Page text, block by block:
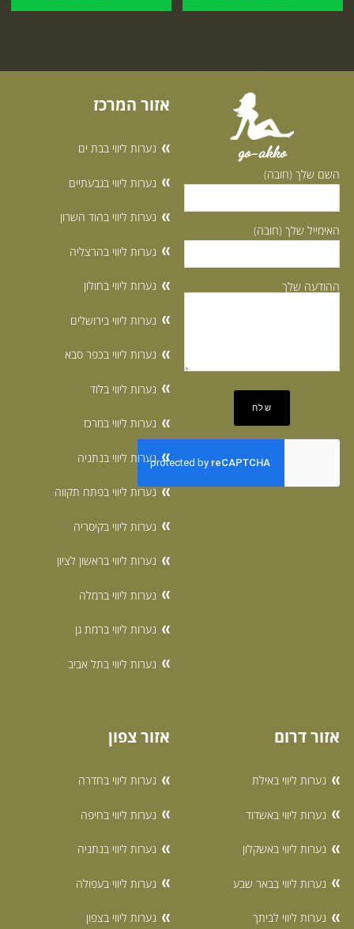
go-akko
השם שלך (חובה)
האימייל שלך (חובה)
ההודעה שלך
אזור המרכז
נערות ליווי בבת ים
נערות ליווי בגבעתיים
נערות ליווי בהוד השרון
נערות ליווי בהרצליה
נערות ליווי בחולון
נערות ליווי בירושלים
נערות ליווי בכפר סבא
נערות ליווי בלוד
נערות ליווי במרכז
נערות ליווי בנתניה
נערות ליווי בפתח תקווה
נערות ליווי בקיסריה
נערות ליווי בראשון לציון
נערות ליווי ברמלה
נערות ליווי ברמת גן
נערות ליווי בתל אביב
אזור דרום
נערות ליווי באילת
נערות ליווי באשדוד
נערות ליווי באשקלון
נערות ליווי בבאר שבע
נערות ליווי לביתך
אזור צפון
נערות ליווי בחדרה
נערות ליווי בחיפה
נערות ליווי בנתניה
נערות ליווי בעפולה
נערות ליווי בצפון